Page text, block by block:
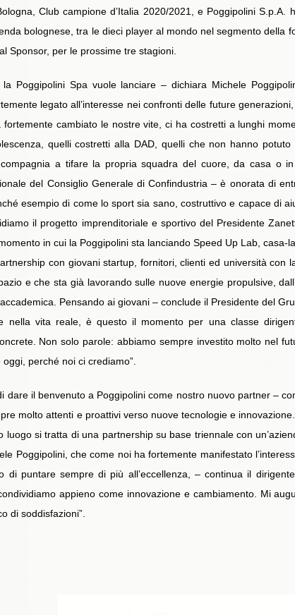
Club campione d’Italia 2020/2021, e Poggipolini
bolognese, tra le dieci player al mondo nel segmento della
Sponsor, per le prossime tre stagioni.
la Poggipolini Spa vuole lanciare – dichiara Michele
legato all’interesse nei confronti delle future
cambiato le nostre vite, ci ha costretti a lunghi
quelli costretti alla DAD, quelli che non hanno
a tifare la propria squadra del cuore, da casa o
del Consiglio Generale di Confindustria – è onorata di
esempio di come lo sport sia sano, costruttivo e capace di
il progetto imprenditoriale e sportivo del Presidente
in cui la Poggipolini sta lanciando Speed Up Lab,
con giovani startup, fornitori, clienti ed università
e che sta già lavorando sulle nuove energie propulsive,
Pensando ai giovani – conclude il Presidente del
nella vita reale, è questo il momento per una classe
Non solo parole: abbiamo sempre investito molto nel
perché noi ci crediamo”.
dare il benvenuto a Poggipolini come nostro nuovo partner –
molto attenti e proattivi verso nuove tecnologie e
luogo si tratta di una partnership su base triennale con
Poggipolini, che come noi ha fortemente manifestato
di puntare sempre di più all’eccellenza, – continua il
appieno come innovazione e cambiamento. Mi
di soddisfazioni”.